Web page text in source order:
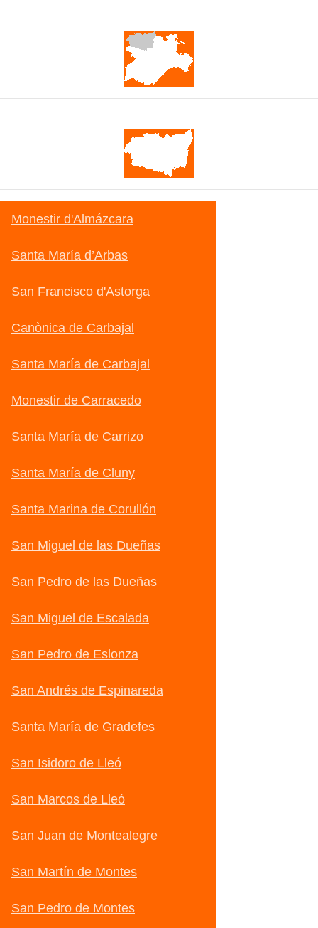
Monestir d'Almázcara
Santa María d’Arbas
San Francisco d'Astorga
Canònica de Carbajal
Santa María de Carbajal
Monestir de Carracedo
Santa María de Carrizo
Santa María de Cluny
Santa Marina de Corullón
San Miguel de las Dueñas
San Pedro de las Dueñas
San Miguel de Escalada
San Pedro de Eslonza
San Andrés de Espinareda
Santa María de Gradefes
San Isidoro de Lleó
San Marcos de Lleó
San Juan de Montealegre
San Martín de Montes
San Pedro de Montes